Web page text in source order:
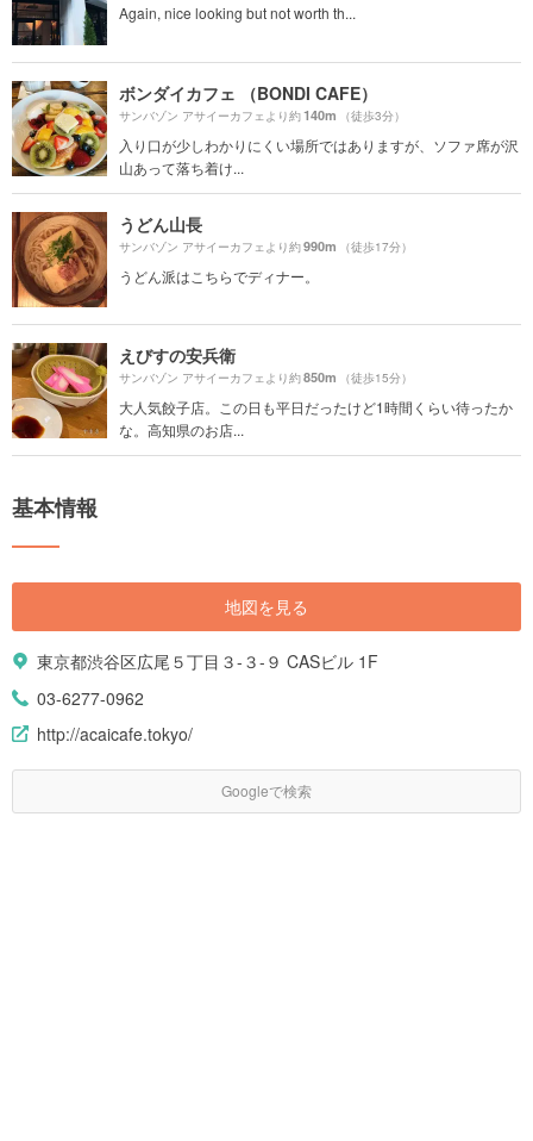
Again, nice looking but not worth th...
ボンダイカフェ （BONDI CAFE）
サンバゾン アサイーカフェより約140m （徒歩3分）
入り口が少しわかりにくい場所ではありますが、ソファ席が沢
山あって落ち着け...
うどん山長
サンバゾン アサイーカフェより約990m （徒歩17分）
うどん派はこちらでディナー。
えびすの安兵衛
サンバゾン アサイーカフェより約850m （徒歩15分）
大人気餃子店。この日も平日だったけど1時間くらい待ったか
な。高知県のお店...
基本情報
地図を見る
東京都渋谷区広尾５丁目３-３-９ CASビル 1F
03-6277-0962
http://acaicafe.tokyo/
Googleで検索